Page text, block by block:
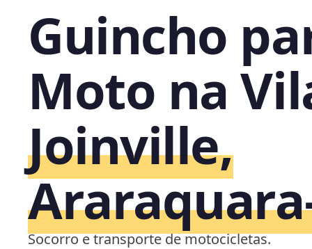
Guincho
Moto na
Joinville,
Socorro e transporte de motocicletas.